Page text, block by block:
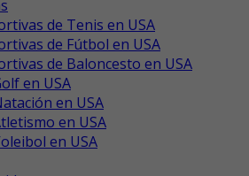
de Tenis en USA
de Fútbol en USA
de Baloncesto en USA
en USA
en USA
en USA
en USA